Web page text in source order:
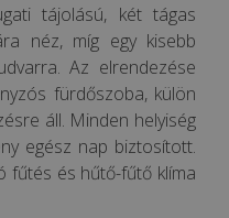
tájolású, két tágas
néz, míg egy kisebb
Az elrendezése
fürdőszoba, külön
áll. Minden helyiség
egész nap biztosított.
fűtés és hűtő-fűtő klíma